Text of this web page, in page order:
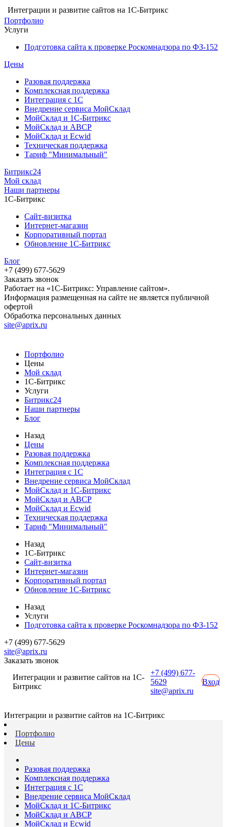
Интеграции и развитие сайтов на 1С-Битрикс
Портфолио
Услуги
Подготовка сайта к проверке Роскомнадзора по ФЗ-152
Цены
Разовая поддержка
Комплексная поддержка
Интеграция с 1С
Внедрение сервиса МойСклад
МойСклад и 1С-Битрикс
МойСклад и ABCP
МойСклад и Ecwid
Техническая поддержка
Тариф "Минимальный"
Битрикс24
Мой склад
Наши партнеры
1С-Битрикс
Сайт-визитка
Интернет-магазин
Корпоративный портал
Обновление 1С-Битрикс
Блог
+7 (499) 677-5629
Заказать звонок
Работает на «1С-Битрикс: Управление сайтом».
Информация размещенная на сайте не является публичной
офертой
Обработка персональных данных
site@aprix.ru
Портфолио
Цены
Мой склад
1С-Битрикс
Услуги
Битрикс24
Наши партнеры
Блог
Назад
Цены
Разовая поддержка
Комплексная поддержка
Интеграция с 1С
Внедрение сервиса МойСклад
МойСклад и 1С-Битрикс
МойСклад и ABCP
МойСклад и Ecwid
Техническая поддержка
Тариф "Минимальный"
Назад
1С-Битрикс
Сайт-визитка
Интернет-магазин
Корпоративный портал
Обновление 1С-Битрикс
Назад
Услуги
Подготовка сайта к проверке Роскомнадзора по ФЗ-152
+7 (499) 677-5629
site@aprix.ru
Заказать звонок
Интеграции и развитие сайтов на 1С-
Битрикс
+7 (499) 677-
5629
site@aprix.ru
Вход
Интеграции и развитие сайтов на 1С-Битрикс
Портфолио
Цены
Разовая поддержка
Комплексная поддержка
Интеграция с 1С
Внедрение сервиса МойСклад
МойСклад и 1С-Битрикс
МойСклад и ABCP
МойСклад и Ecwid